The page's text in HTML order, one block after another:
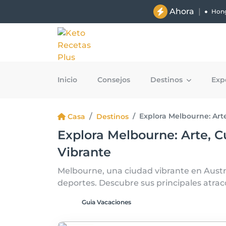
Ahora |
Inicio Consejos Destinos
Casa Destinos Explora Melbourne:
Explora Melbourne: Arte,
Vibrante
Melbourne, una ciudad vibrante en
deportes. Descubre sus principales
Guia Vacaciones